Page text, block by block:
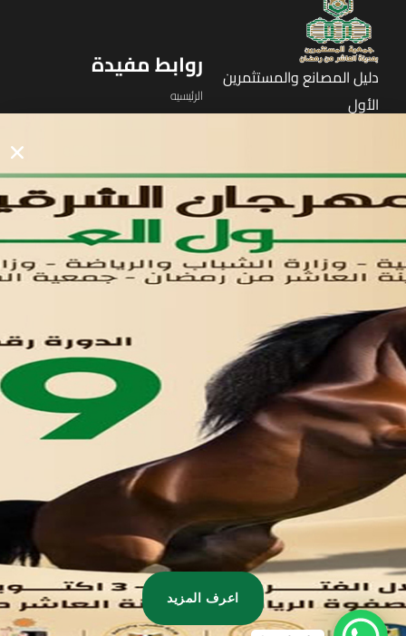
دليل المصانع والمستثمرين
الأول
روابط مفيدة
الرئيسيه
اتصل بنا
تواصل معنا
مدينة العاشر من رمضان
01221020029
055-4494429
055-4494406
055-4494414
info.triaeg@yahoo.com
info@triaeg-guide.com
اعرف المزيد